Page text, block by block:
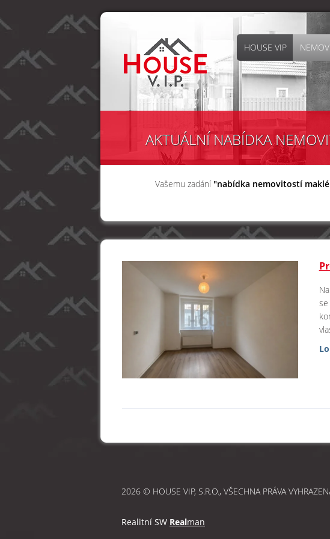
HOUSE VIP
AKTUÁLNÍ NABÍDKA
Vašemu zadání "nabídka nemovitostí
se
2026 © HOUSE VIP, S.R.O., VŠECHNA PRÁVA
Realitní SW Realman